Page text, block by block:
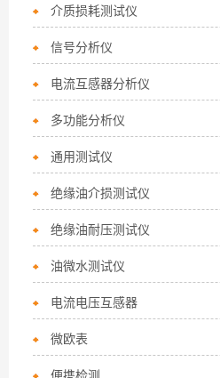
介质损耗测试仪
信号分析仪
电流互感器分析仪
多功能分析仪
通用测试仪
绝缘油介损测试仪
绝缘油耐压测试仪
油微水测试仪
电流电压互感器
微欧表